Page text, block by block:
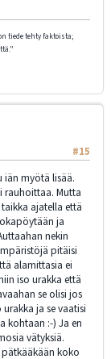
tiede tehty faktoista;
#15
iän myötä lisää.
Mutta
ajatella että
ja
nekin
pitäisi
alamittasia ei
iso urakka että
se olisi jos
ja se vaatisi
kohtaan :-) Ja en
vätyksiä.
koko